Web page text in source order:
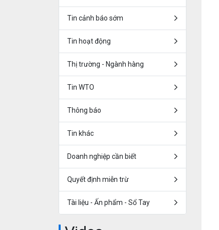
Tin cảnh báo sớm
Tin hoạt động
Thị trường - Ngành hàng
Tin WTO
Thông báo
Tin khác
Doanh nghiệp cần biết
Quyết định miễn trừ
Tài liệu - Ấn phẩm - Sổ Tay